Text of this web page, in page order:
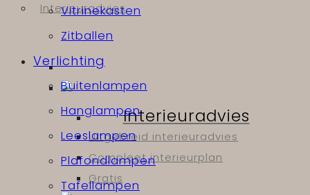
Interieuradvies
Interieuradvies
Uitgebreid interieuradvies
Compleet interieurplan
Gratis
Vitrinekasten
Zitballen
Verlichting
Buitenlampen
Hanglampen
Leeslampen
Plafondlampen
Tafellampen